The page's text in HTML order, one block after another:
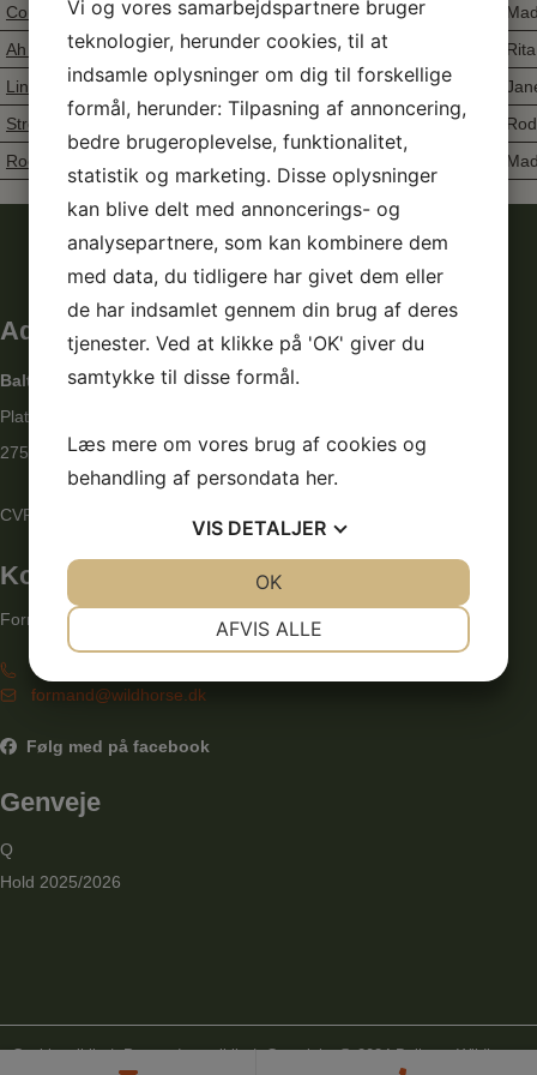
Country boy lovin´
Beginner Stepsheet
Ah Si
Beginner Stepsheet
Lindi Shuffle
Beginner Stepsheet
Stroll Along Cha Cha
Beginner
Rocket to the sun
Adresse
Baltorpskolen afd. Grantofte
Platanbuen 1
2750 Ballerup
CVR: 29859574
Kontakt
Formand, René Schorlemmer
+45 60 81 28 20
formand@wildhorse.dk
Følg med på facebook
Genveje
Q
Hold 2025/2026
Cookiepolitik|Persondatapolitik| Copyright @ 2024 Ballerup Wildhorse
Vi og vores samarbejdspartnere bruger
teknologier, herunder cookies, til at
indsamle oplysninger om dig til forskellige
formål, herunder: Tilpasning af annoncering,
bedre brugeroplevelse, funktionalitet,
statistik og marketing. Disse oplysninger
kan blive delt med annoncerings- og
analysepartnere, som kan kombinere dem
med data, du tidligere har givet dem eller
de har indsamlet gennem din brug af deres
tjenester. Ved at klikke på 'OK' giver du
samtykke til disse formål.
Læs mere om vores brug af cookies og
behandling af persondata her.
VIS DETALJER
MARKETING
AFVIS ALLE
OK